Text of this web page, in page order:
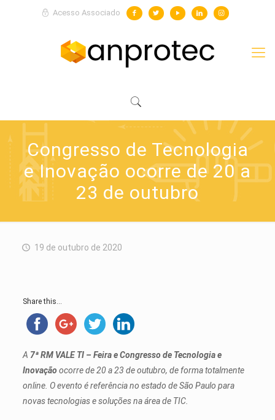
Acesso Associado
Congresso de Tecnologia
e Inovação ocorre de 20 a
23 de outubro
19 de outubro de 2020
Share this...
A 7ª RM VALE TI – Feira e Congresso de Tecnologia e
Inovaçãoocorre de 20 a 23 de outubro, de forma totalmente
online. O evento é referência no estado de São Paulo para
novas tecnologias e soluções na área de TIC.